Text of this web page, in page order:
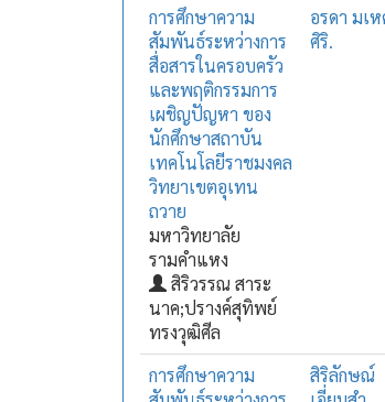
การศึกษาความ
สัมพันธ์ระหว่างการ
สื่อสารในครอบครัว
และพฤติกรรมการ
เผชิญปัญหา ของ
นักศึกษาสถาบัน
เทคโนโลยีราชมงคล
วิทยาเขตอุเทน
ถวาย
มหาวิทยาลัย
รามคำแหง
สิริวรรณ สาระ
นาค;ปรางค์สุทิพย์
ทรงวุฒิศีล
อรดา มเ
ศิริ.
การศึกษาความ
สิริลักษณ์